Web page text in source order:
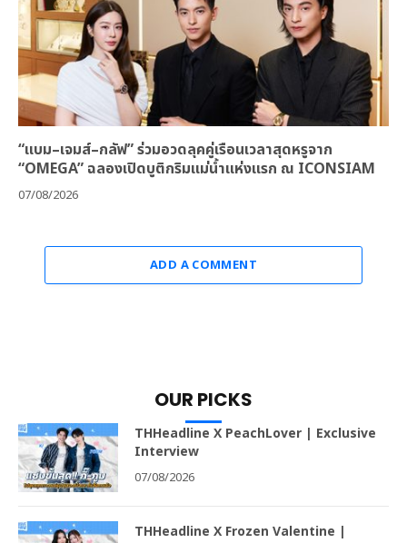
“แบม–เจมส์–กลัฟ” ร่วมอวดลุคคู่เรือนเวลาสุดหรูจาก
“OMEGA” ฉลองเปิดบูติกริมแม่น้ำแห่งแรก ณ ICONSIAM
07/08/2026
ADD A COMMENT
OUR PICKS
THHeadline X PeachLover | Exclusive
Interview
07/08/2026
THHeadline X Frozen Valentine |